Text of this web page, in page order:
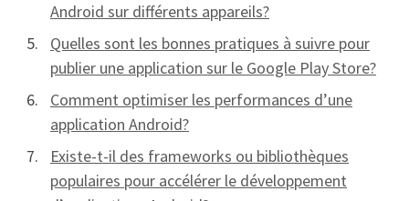
Android sur différents appareils?
Quelles sont les bonnes pratiques à suivre pour
publier une application sur le Google Play Store?
Comment optimiser les performances d’une
application Android?
Existe-t-il des frameworks ou bibliothèques
populaires pour accélérer le développement